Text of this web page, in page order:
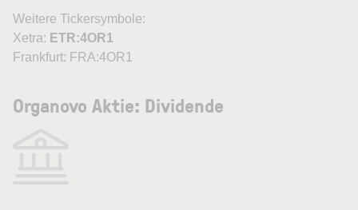
Weitere Tickersymbole:
Xetra: ETR:4OR1
Frankfurt: FRA:4OR1
Organovo Aktie: Dividende